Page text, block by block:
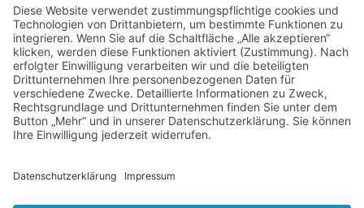
Geschichte
Heilpraktikerausbildung
Homöopathie
Management Klinik & Praxis
Neuraltherapie
Notfallmedizin alternativ
Orthomolekulare Medizin
Praktische Therapie
Physikalische Medizin
Reflexzonentherapie